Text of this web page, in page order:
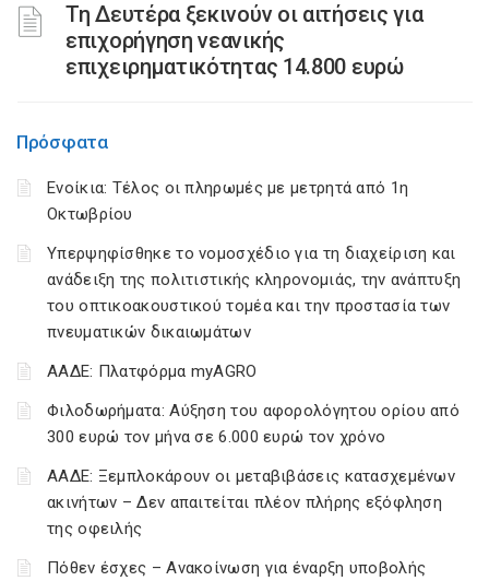
Τη Δευτέρα ξεκινούν οι αιτήσεις για
επιχορήγηση νεανικής
επιχειρηματικότητας 14.800 ευρώ
Πρόσφατα
Ενοίκια: Τέλος οι πληρωμές με μετρητά από 1η
Οκτωβρίου
Υπερψηφίσθηκε το νομοσχέδιο για τη διαχείριση και
ανάδειξη της πολιτιστικής κληρονομιάς, την ανάπτυξη
του οπτικοακουστικού τομέα και την προστασία των
πνευματικών δικαιωμάτων
ΑΑΔΕ: Πλατφόρμα myAGRO
Φιλοδωρήματα: Αύξηση του αφορολόγητου ορίου από
300 ευρώ τον μήνα σε 6.000 ευρώ τον χρόνο
ΑΑΔΕ: Ξεμπλοκάρουν οι μεταβιβάσεις κατασχεμένων
ακινήτων – Δεν απαιτείται πλέον πλήρης εξόφληση
της οφειλής
Πόθεν έσχες – Ανακοίνωση για έναρξη υποβολής